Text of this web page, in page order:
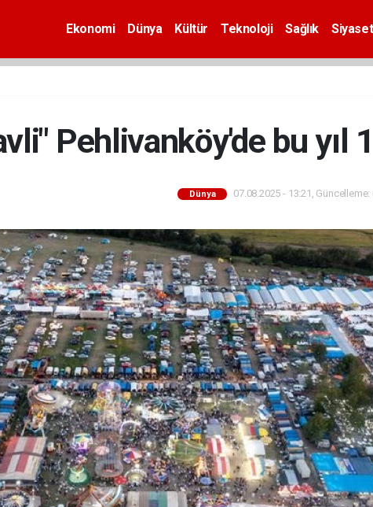
Ekonomi Dünya Kültür Teknoloji Sağlık Siyaset
Pehlivanköy'de bu yıl
Dünya 07.08.2025 - 13:21, Güncelleme: